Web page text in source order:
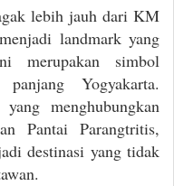
lebih jauh dari KM
landmark yang
merupakan simbol
Yogyakarta.
menghubungkan
Pantai Parangtritis,
destinasi yang tidak